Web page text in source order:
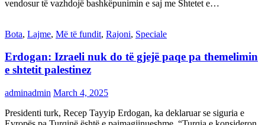
vendosur të vazhdojë bashkëpunimin e saj me Shtetet e…
Bota, Lajme, Më të fundit, Rajoni, Speciale
Erdogan: Izraeli nuk do të gjejë paqe pa themelimin
e shtetit palestinez
adminadmin March 4, 2025
Presidenti turk, Recep Tayyip Erdogan, ka deklaruar se siguria e